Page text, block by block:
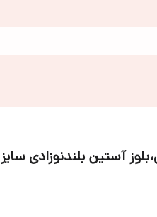
آستین بلندنوزادی سایز